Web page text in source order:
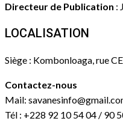
Directeur de Publication :
LOCALISATION
Siège : Kombonloaga, rue
Contactez-nous
Mail:
Tél : +228 92 10 54 04 / 90